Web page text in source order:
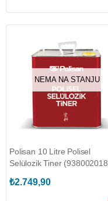
NEMA NA STANJU
Polisan 10 Litre Polisel
Selülozik Tiner
₺2.749,90